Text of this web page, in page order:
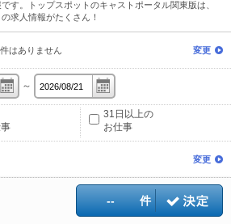
す。トップスポットのキャストポータル関東版は、
求人情報がたくさん！
はありません 変更
～
31日以上の
お仕事
変更
-- 件